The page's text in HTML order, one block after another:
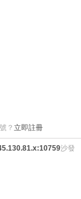
？ 立即註冊
沙發